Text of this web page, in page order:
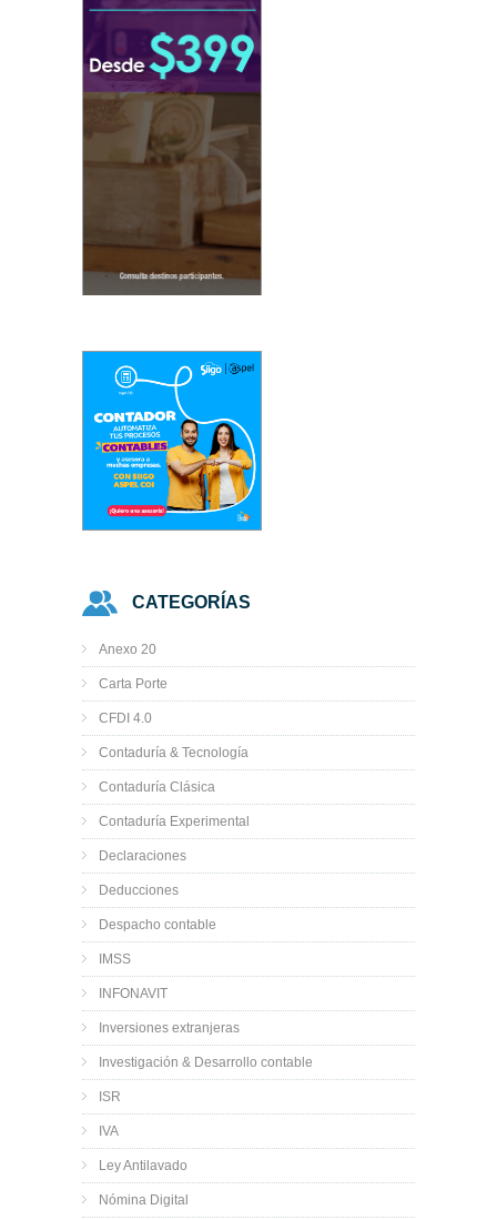
CATEGORÍAS
Anexo 20
Carta Porte
CFDI 4.0
Contaduría & Tecnología
Contaduría Clásica
Contaduría Experimental
Declaraciones
Deducciones
Despacho contable
IMSS
INFONAVIT
Inversiones extranjeras
Investigación & Desarrollo contable
ISR
IVA
Ley Antilavado
Nómina Digital